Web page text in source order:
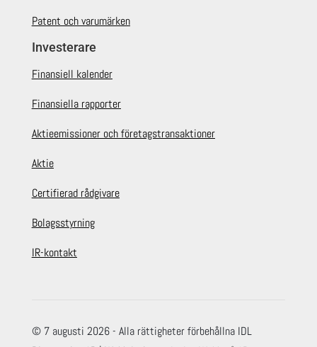
Patent och varumärken
Investerare
Finansiell kalender
Finansiella rapporter
Aktieemissioner och företagstransaktioner
Aktie
Certifierad rådgivare
Bolagsstyrning
IR-kontakt
© 7 augusti 2026 - Alla rättigheter förbehållna IDL